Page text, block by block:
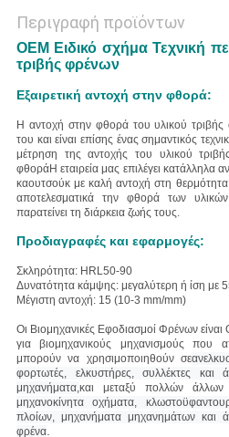
Περιγραφή προϊόντων
OEM Ειδικό σχήμα Τεχνική
τριβής φρένων
Εξαιρετική αντοχή στην φθορά:
Η αντοχή στην φθορά του υλικού τριβής
του και είναι επίσης ένας σημαντικός
μέτρηση της αντοχής του υλικού
φθοράΗ εταιρεία μας επιλέγει κατάλληλα
καουτσούκ με καλή αντοχή στη
αποτελεσματικά την φθορά των
παρατείνει τη διάρκεια ζωής τους.
Προδιαγραφές και εφαρμογές:
Σκληρότητα: HRL50-90
Δυνατότητα κάμψης: μεγαλύτερη ή ίση με
Μέγιστη αντοχή: 15 (10-3 mm/mm)
Οι Βιομηχανικές Εφοδιασμοί Φρένων είναι
για βιομηχανικούς μηχανισμούς που
μπορούν να χρησιμοποιηθούν σε
φορτωτές, ελκυστήρες, συλλέκτες και
μηχανήματα,και μεταξύ πολλών
μηχανοκίνητα οχήματα,
πλοίων, μηχανήματα μηχανημάτων και
φρένα.